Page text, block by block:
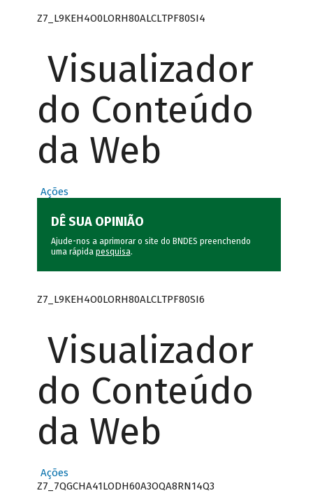
Z7_L9KEH4O0LORH80ALCLTPF80SI4
Visualizador
do Conteúdo
da Web
Ações
DÊ SUA OPINIÃO
Ajude-nos a aprimorar o site do BNDES preenchendo
uma rápida pesquisa.
Z7_L9KEH4O0LORH80ALCLTPF80SI6
Visualizador
do Conteúdo
da Web
Ações
Z7_7QGCHA41LODH60A3OQA8RN14Q3